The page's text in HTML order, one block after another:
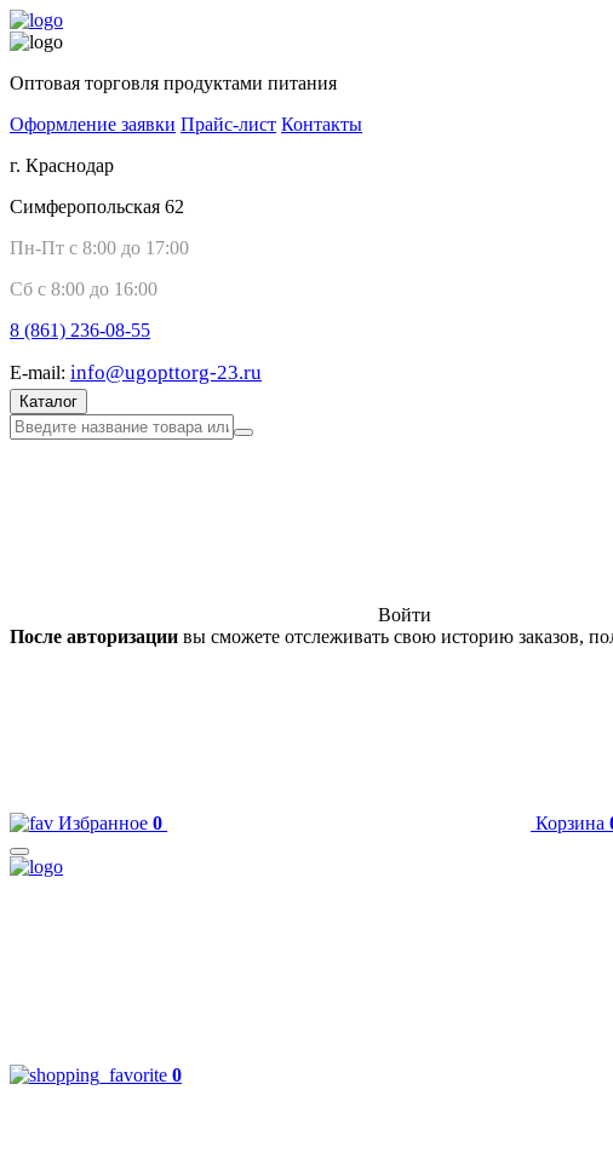
Оптовая торговля продуктами питания
Оформление заявки Прайс-лист Контакты
г. Краснодар
Симферопольская 62
Пн-Пт с 8:00 до 17:00
Сб с 8:00 до 16:00
8 (861) 236-08-55
E-mail: info@ugopttorg-23.ru
Каталог
Войти
После авторизации вы сможете отслеживать свою историю заказов,
Избранное 0 Корзина
0